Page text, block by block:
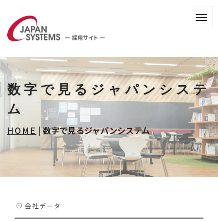
数字で見るジャパンシステ
ム
HOME |数字で見るジャパンシステム
会社データ